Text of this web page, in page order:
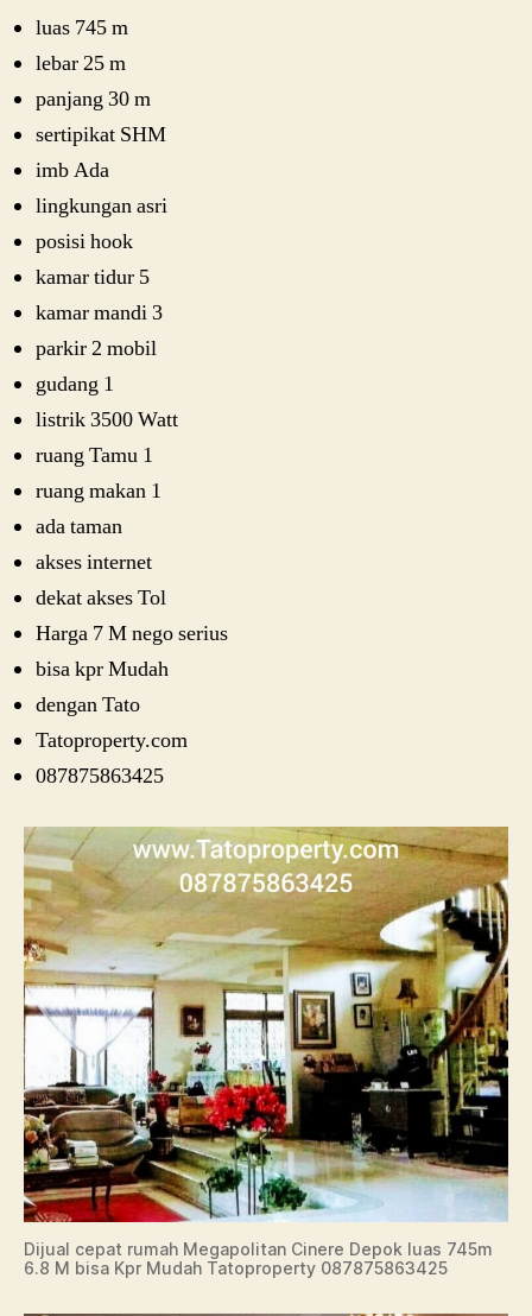
luas 745 m
lebar 25 m
panjang 30 m
sertipikat SHM
imb Ada
lingkungan asri
posisi hook
kamar tidur 5
kamar mandi 3
parkir 2 mobil
gudang 1
listrik 3500 Watt
ruang Tamu 1
ruang makan 1
ada taman
akses internet
dekat akses Tol
Harga 7 M nego serius
bisa kpr Mudah
dengan Tato
Tatoproperty.com
087875863425
Dijual cepat rumah Megapolitan Cinere Depok luas 745m
6.8 M bisa Kpr Mudah Tatoproperty 087875863425